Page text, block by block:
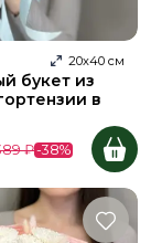
20х40 см
букет из
в
₽-38%